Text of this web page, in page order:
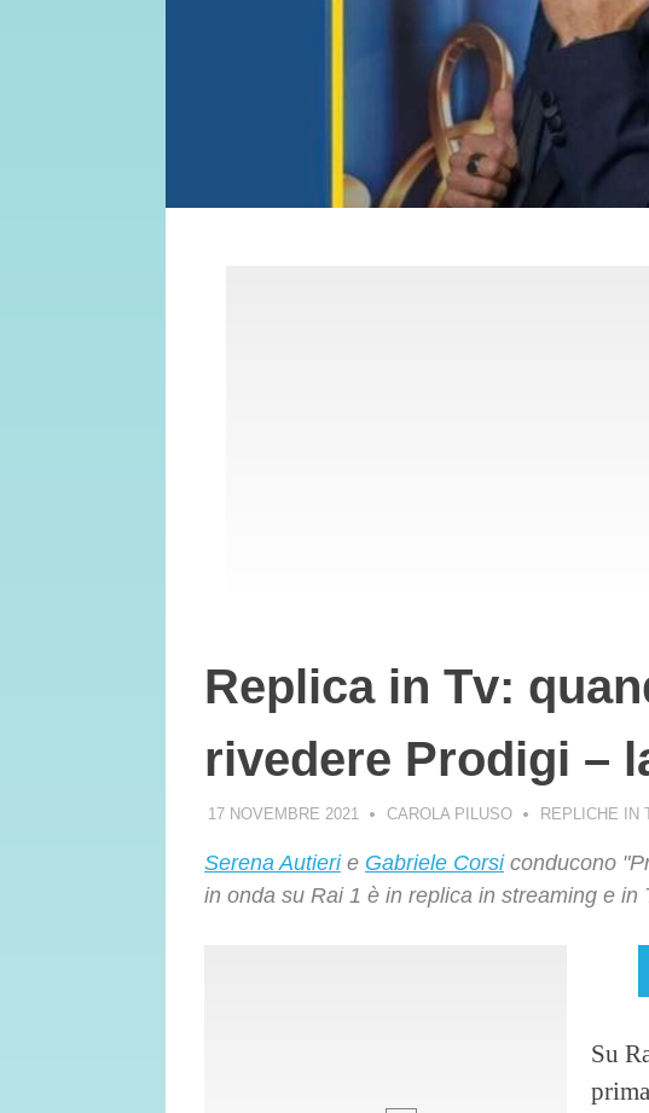
Replica in Tv:
rivedere Prodigi –
17 NOVEMBRE 2021 CAROLA PILUSO REPLICHE IN
Serena Autierie Gabriele Corsiconducono
in onda su Rai 1 è in replica in streaming e in
Su